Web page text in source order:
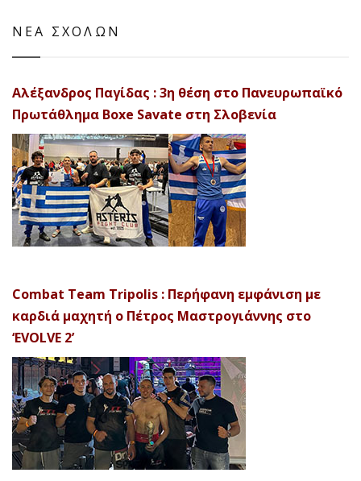
ΝΕΑ ΣΧΟΛΩΝ
Αλέξανδρος Παγίδας : 3η θέση στο Πανευρωπαϊκό
Πρωτάθλημα Boxe Savate στη Σλοβενία
Combat Team Tripolis : Περήφανη εμφάνιση με
καρδιά μαχητή ο Πέτρος Μαστρογιάννης στο
‘EVOLVE 2’